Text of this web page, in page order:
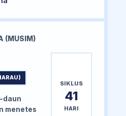
(MUSIM)
daun
menetes
SIKLUS
41
HARI